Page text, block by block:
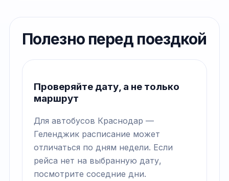
Полезно перед поездкой
Проверяйте дату, а не только
маршрут
Для автобусов Краснодар —
Геленджик расписание может
отличаться по дням недели. Если
рейса нет на выбранную дату,
посмотрите соседние дни.